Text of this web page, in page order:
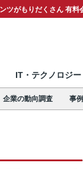
ツがもりだくさん 有
IT・テクノロジー
企業の動向調査 事